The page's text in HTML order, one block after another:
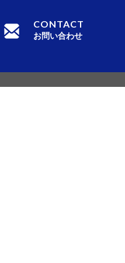
CONTACT
お問い合わせ